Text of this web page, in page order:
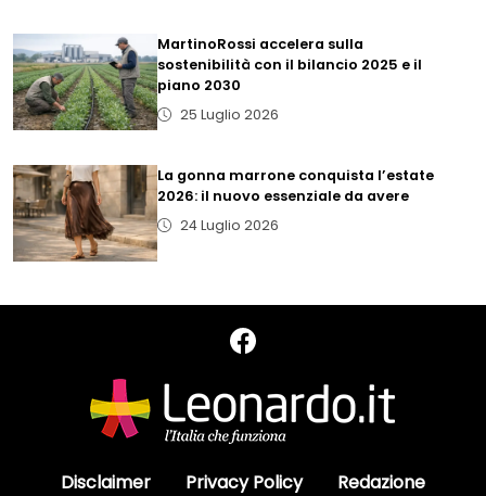
MartinoRossi accelera sulla
sostenibilità con il bilancio 2025 e il
piano 2030
25 Luglio 2026
La gonna marrone conquista l’estate
2026: il nuovo essenziale da avere
24 Luglio 2026
Disclaimer Privacy Policy Redazione